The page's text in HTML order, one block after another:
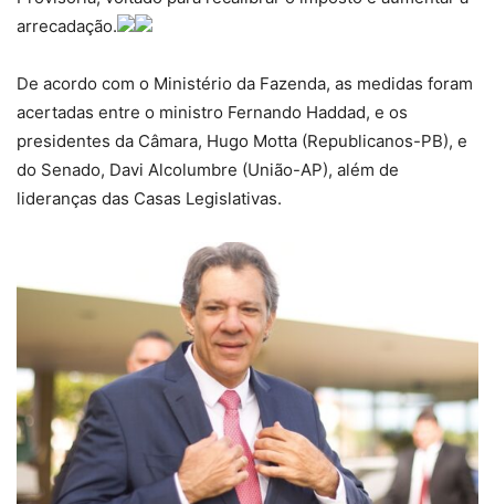
arrecadação.
De acordo com o Ministério da Fazenda, as medidas foram
acertadas entre o ministro Fernando Haddad, e os
presidentes da Câmara, Hugo Motta (Republicanos-PB), e
do Senado, Davi Alcolumbre (União-AP), além de
lideranças das Casas Legislativas.